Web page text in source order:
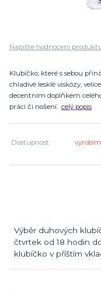
Napište hodnocení
Klubíčko, které s sebou
chladivé lesklé viskózy,
decentním doplňkem
práci či nošení. celý popis
Dostupnost
Výběr duhových
čtvrtek od 18 hodin
klubíčko v příštím